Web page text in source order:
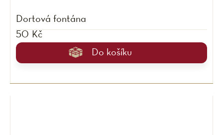
Dortová fontána
50 Kč
Do košíku